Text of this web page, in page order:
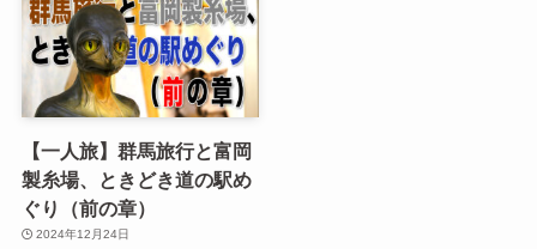
【一人旅】群馬旅行と富岡
製糸場、ときどき道の駅め
ぐり（前の章）
2024年12月24日